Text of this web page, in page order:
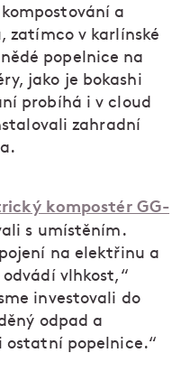
a
zatímco v karlínské
popelnice na
jako je bokashi
probíhá i v cloud
zahradní
kompostér GG-
s umístěním.
na elektřinu a
vlhkost,“
investovali do
odpad a
ostatní popelnice.“